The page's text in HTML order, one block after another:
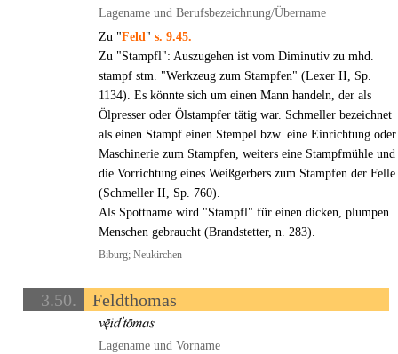
Lagename und Berufsbezeichnung/Übername
Zu "Feld"s. 9.45.
Zu "Stampfl": Auszugehen ist vom Diminutiv zu mhd.
stampf stm. "Werkzeug zum Stampfen" (Lexer II, Sp.
1134). Es könnte sich um einen Mann handeln, der als
Ölpresser oder Ölstampfer tätig war. Schmeller bezeichnet
als einen Stampf einen Stempel bzw. eine Einrichtung oder
Maschinerie zum Stampfen, weiters eine Stampfmühle und
die Vorrichtung eines Weißgerbers zum Stampfen der Felle
(Schmeller II, Sp. 760).
Als Spottname wird "Stampfl" für einen dicken, plumpen
Menschen gebraucht (Brandstetter, n. 283).
Biburg; Neukirchen
3.50. Feldthomas
Lagename und Vorname